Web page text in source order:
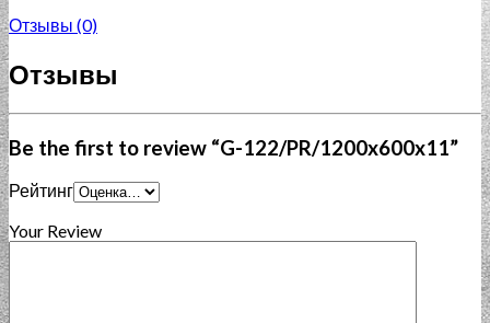
Отзывы (0)
Отзывы
Be the first to review “G-122/PR/1200x600x11”
Рейтинг
Your Review